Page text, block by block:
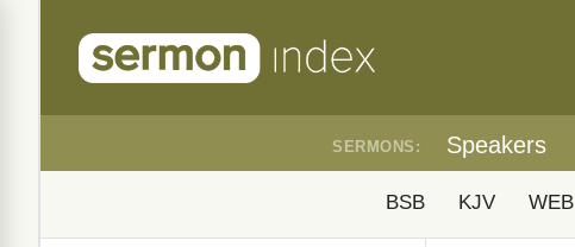
SERMONS: Speakers
BSB KJV WEB